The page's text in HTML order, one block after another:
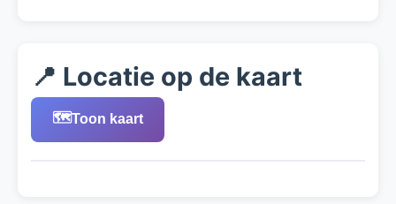
📍 Locatie op de kaart
🗺️Toon kaart